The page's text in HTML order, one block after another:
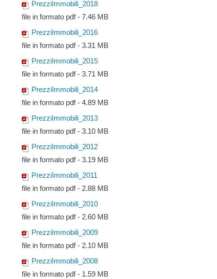
PrezziImmobili_2018
file in formato pdf - 7.46 MB
PrezziImmobili_2016
file in formato pdf - 3.31 MB
PrezziImmobili_2015
file in formato pdf - 3.71 MB
PrezziImmobili_2014
file in formato pdf - 4.89 MB
PrezziImmobili_2013
file in formato pdf - 3.10 MB
PrezziImmobili_2012
file in formato pdf - 3.19 MB
PrezziImmobili_2011
file in formato pdf - 2.88 MB
PrezziImmobili_2010
file in formato pdf - 2.60 MB
PrezziImmobili_2009
file in formato pdf - 2.10 MB
PrezziImmobili_2008
file in formato pdf - 1.59 MB